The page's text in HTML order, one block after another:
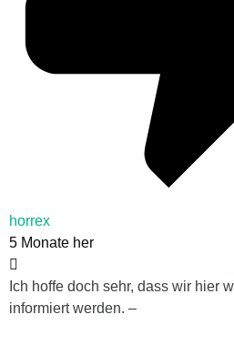
horrex
5 Monate her
Ich hoffe doch sehr, dass wir hier
informiert werden. –